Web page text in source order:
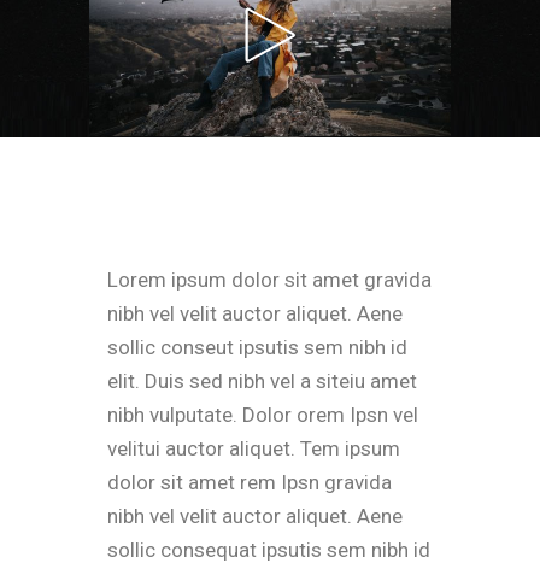
Lorem ipsum dolor sit amet gravida
nibh vel velit auctor aliquet. Aene
sollic conseut ipsutis sem nibh id
elit. Duis sed nibh vel a siteiu amet
nibh vulputate. Dolor orem Ipsn vel
velitui auctor aliquet. Tem ipsum
dolor sit amet rem Ipsn gravida
nibh vel velit auctor aliquet. Aene
sollic consequat ipsutis sem nibh id